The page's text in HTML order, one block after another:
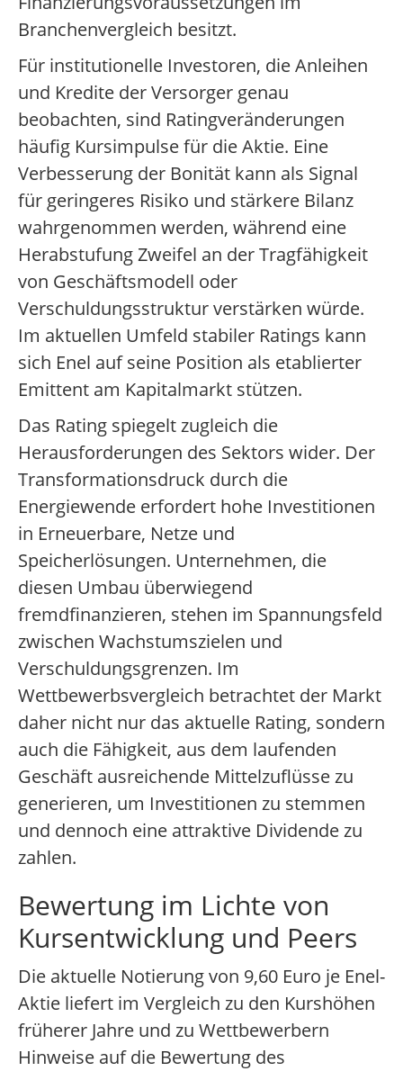
Branchenvergleich besitzt.
Für institutionelle Investoren, die Anleihen
und Kredite der Versorger genau
beobachten, sind Ratingveränderungen
häufig Kursimpulse für die Aktie. Eine
Verbesserung der Bonität kann als Signal
für geringeres Risiko und stärkere Bilanz
wahrgenommen werden, während eine
Herabstufung Zweifel an der Tragfähigkeit
von Geschäftsmodell oder
Verschuldungsstruktur verstärken würde.
Im aktuellen Umfeld stabiler Ratings kann
sich Enel auf seine Position als etablierter
Emittent am Kapitalmarkt stützen.
Das Rating spiegelt zugleich die
Herausforderungen des Sektors wider. Der
Transformationsdruck durch die
Energiewende erfordert hohe Investitionen
in Erneuerbare, Netze und
Speicherlösungen. Unternehmen, die
diesen Umbau überwiegend
fremdfinanzieren, stehen im Spannungsfeld
zwischen Wachstumszielen und
Verschuldungsgrenzen. Im
Wettbewerbsvergleich betrachtet der Markt
daher nicht nur das aktuelle Rating, sondern
auch die Fähigkeit, aus dem laufenden
Geschäft ausreichende Mittelzuflüsse zu
generieren, um Investitionen zu stemmen
und dennoch eine attraktive Dividende zu
zahlen.
Bewertung im Lichte von
Kursentwicklung und Peers
Die aktuelle Notierung von 9,60 Euro je Enel-
Aktie liefert im Vergleich zu den Kurshöhen
früherer Jahre und zu Wettbewerbern
Hinweise auf die Bewertung des